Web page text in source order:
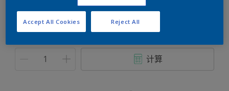
16公斤
计算
Reject All
Accept All Cookies